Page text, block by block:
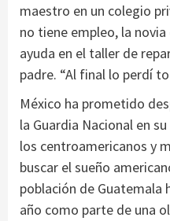
maestro en un colegio
no tiene empleo, la
ayuda en el taller de
padre. “Al final lo perdí
México ha prometido
la Guardia Nacional en
los centroamericanos y
buscar el sueño
población de Guatemala
año como parte de una